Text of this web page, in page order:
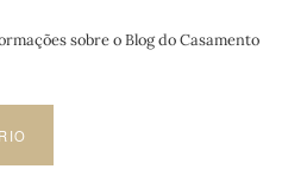
sobre o Blog do Casamento